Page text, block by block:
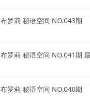
布罗莉 秘语空间 NO.043期
布罗莉 秘语空间 NO.041期
布罗莉 秘语空间 NO.040期